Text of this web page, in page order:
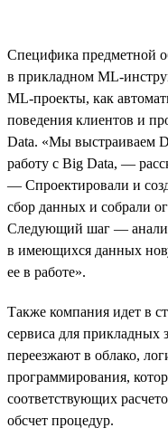
Специфика предметной
в прикладном
ML‑проекты, как
поведения клиентов и
Data. «Мы выстраиваем
работу с Big Data, —
— Спроектировали и
сбор данных и собрали
Следующий шаг —
в имеющихся данных
ее в работе».
Также компания идет в
сервиса для прикладных
переезжают в облако,
программирования,
соответствующих
обсчет процедур.